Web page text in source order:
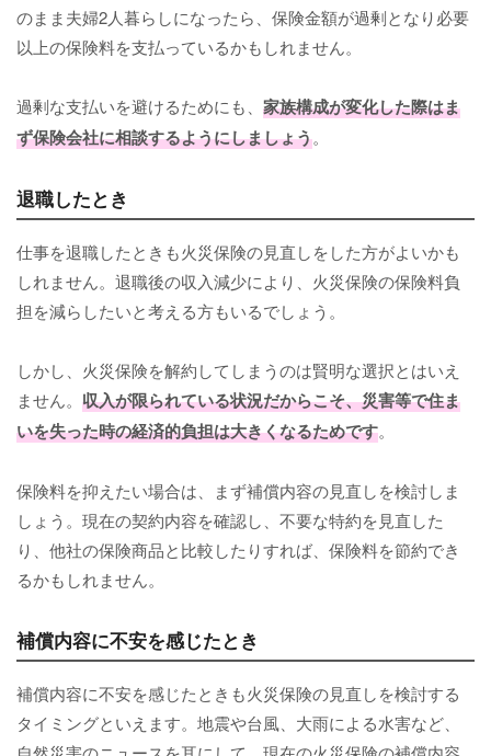
のまま夫婦2人暮らしになったら、保険金額が過剰となり必要
以上の保険料を支払っているかもしれません。
過剰な支払いを避けるためにも、 家族構成が変化した際はま
ず保険会社に相談するようにしましょう。
退職したとき
仕事を退職したときも火災保険の見直しをした方がよいかも
しれません。退職後の収入減少により、火災保険の保険料負
担を減らしたいと考える方もいるでしょう。
しかし、火災保険を解約してしまうのは賢明な選択とはいえ
ません。 収入が限られている状況だからこそ、災害等で住ま
いを失った時の経済的負担は大きくなるためです。
保険料を抑えたい場合は、まず補償内容の見直しを検討しま
しょう。現在の契約内容を確認し、不要な特約を見直した
り、他社の保険商品と比較したりすれば、保険料を節約でき
るかもしれません。
補償内容に不安を感じたとき
補償内容に不安を感じたときも火災保険の見直しを検討する
タイミングといえます。地震や台風、大雨による水害など、